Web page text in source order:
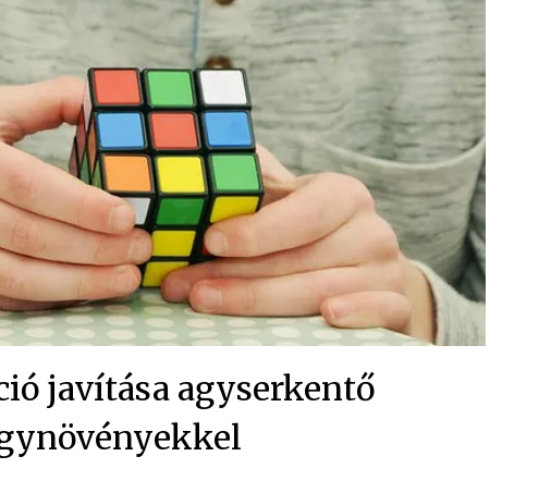
javítása agyserkentő